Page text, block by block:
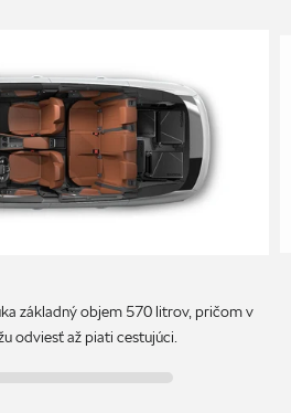
základný objem 570 litrov, pričom v
odviesť až piati cestujúci.